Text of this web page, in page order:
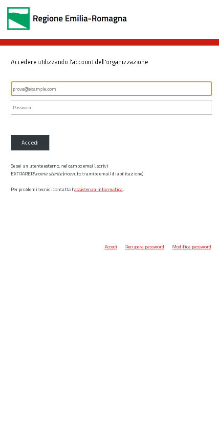
Accedere utilizzando l'account dell'organizzazione
Accedi
Se sei un utente esterno, nel campo email, scrivi
EXTRARER\nome utente(ricevuto tramite email di abilitazione)
Per problemi tecnici contatta l’assistenza informatica.
Accedi Recupera password Modifica password